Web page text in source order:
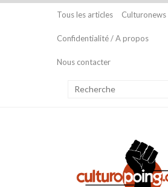
Tous les articles Culturonews
Confidentialité / A propos
Nous contacter